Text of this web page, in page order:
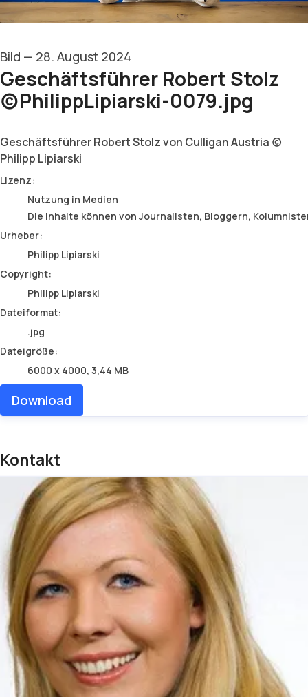
Bild — 28. August 2024
Geschäftsführer Robert Stolz
(c)PhilippLipiarski-0079.jpg
Geschäftsführer Robert Stolz von Culligan Austria (c)
Philipp Lipiarski
Philipp Lipiarski
Lizenz:
Nutzung in Medien
Die Inhalte können von Journalisten, Bloggern,
Urheber:
Philipp Lipiarski
Copyright:
Philipp Lipiarski
Dateiformat:
.jpg
Dateigröße:
6000 x 4000, 3,44 MB
Download
Kontakt